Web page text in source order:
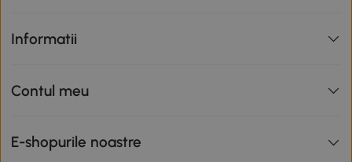
Informatii
Contul meu
E-shopurile noastre